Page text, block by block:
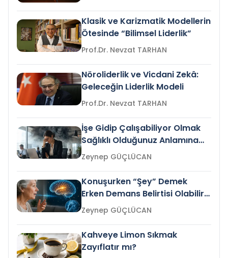
Klasik ve Karizmatik Modellerin
Ötesinde “Bilimsel Liderlik”
Prof.Dr. Nevzat TARHAN
Nöroliderlik ve Vicdani Zekâ:
Geleceğin Liderlik Modeli
Prof.Dr. Nevzat TARHAN
İşe Gidip Çalışabiliyor Olmak
Sağlıklı Olduğunuz Anlamına
Gelir mi?Zeynep GÜÇLÜCAN
Konuşurken “Şey” Demek
Erken Demans Belirtisi Olabilir
mi?
Zeynep GÜÇLÜCAN
Kahveye Limon Sıkmak
Zayıflatır mı?